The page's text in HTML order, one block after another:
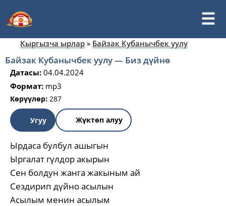
Кыргызча ырлар » Байзак Кубанычбек уулу
Байзак Кубанычбек уулу — Биз дүйнө
Датасы: 04.04.2024
Формат: mp3
Көрүүлөр: 287
Угуу Жүктөп алуу
Ырдаса булбул ашыгын
Ыргалат гүлдор акырын
Сен болдун жанга жакыным ай
Сездирип дүйно асылын
Асылым менин асылым